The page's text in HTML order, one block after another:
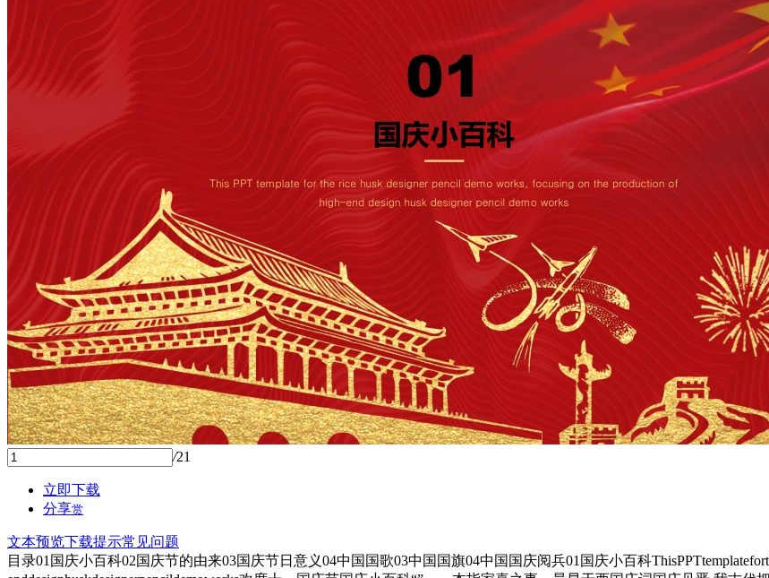
/21
立即下载
分享赏
文本预览下载提示常见问题
目录01国庆小百科02国庆节的由来03国庆节日意义04中国国歌03中国国旗04中国国庆阅兵01国庆小百科